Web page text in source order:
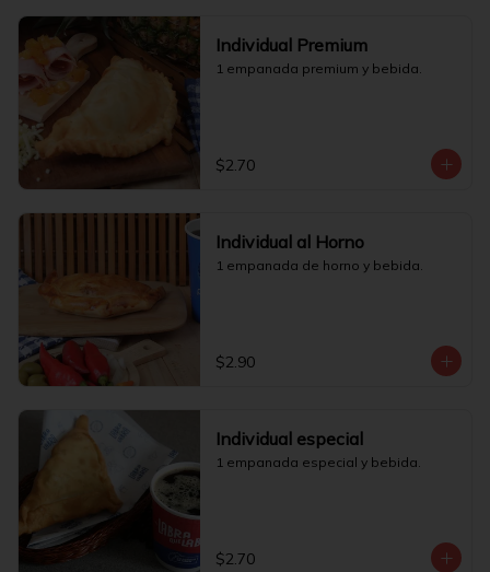
Individual Premium
1 empanada premium y bebida.
$2.70
Individual al Horno
1 empanada de horno y bebida.
$2.90
Individual especial
1 empanada especial y bebida.
$2.70